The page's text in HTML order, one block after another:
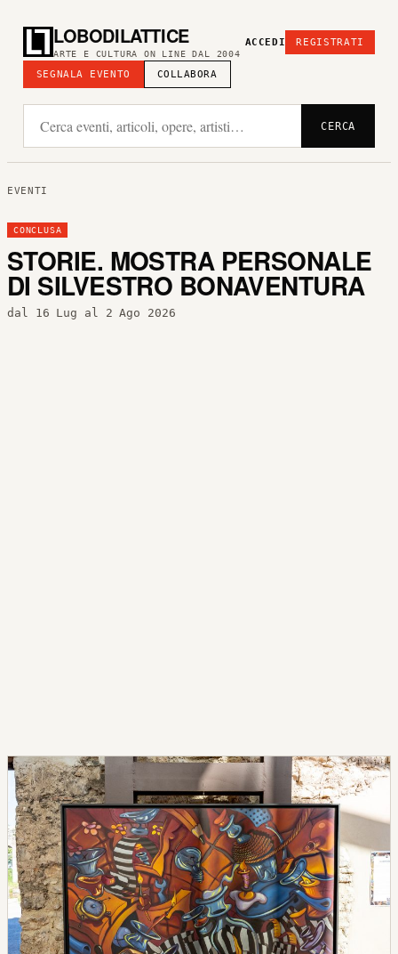
LOBODILATTICE
ARTE E CULTURA ON LINE DAL 2004
SEGNALA EVENTO COLLABORA
ACCEDI REGISTRATI
CERCA
EVENTI
CONCLUSA
STORIE. MOSTRA PERSONALE
DI SILVESTRO BONAVENTURA
dal 16 Lug al 2 Ago 2026